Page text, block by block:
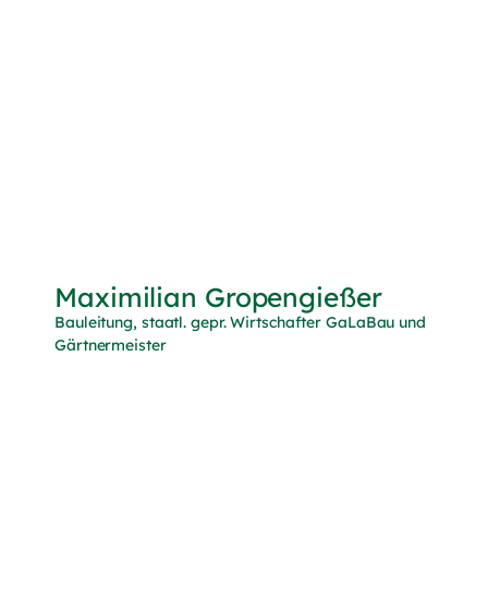
Maximilian Gropengießer
Bauleitung, staatl. gepr. Wirtschafter GaLaBau und
Gärtnermeister